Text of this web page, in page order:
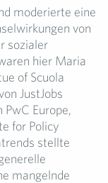
moderierte eine
von
sozialer
hier Maria
of Scuola
JustJobs
Europe,
for Policy
stellte
mangelnde